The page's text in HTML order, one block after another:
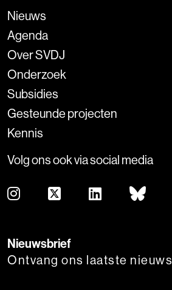
Nieuws
Agenda
Over SVDJ
Onderzoek
Subsidies
Gesteunde projecten
Kennis
Volg ons ook via social media
Nieuwsbrief
Ontvang ons laatste nieuws